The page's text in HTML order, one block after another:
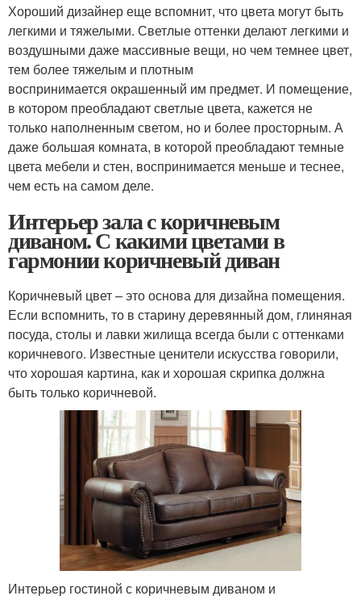
Хороший дизайнер еще вспомнит, что цвета могут быть
легкими и тяжелыми. Светлые оттенки делают легкими и
воздушными даже массивные вещи, но чем темнее цвет,
тем более тяжелым и плотным
воспринимается окрашенный им предмет. И помещение,
в котором преобладают светлые цвета, кажется не
только наполненным светом, но и более просторным. А
даже большая комната, в которой преобладают темные
цвета мебели и стен, воспринимается меньше и теснее,
чем есть на самом деле.
Интерьер зала с коричневым
диваном. С какими цветами в
гармонии коричневый диван
Коричневый цвет – это основа для дизайна помещения.
Если вспомнить, то в старину деревянный дом, глиняная
посуда, столы и лавки жилища всегда были с оттенками
коричневого. Известные ценители искусства говорили,
что хорошая картина, как и хорошая скрипка должна
быть только коричневой.
Интерьер гостиной с коричневым диваном и